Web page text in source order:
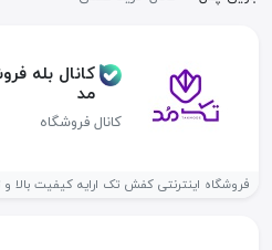
کانال بله
مد
کانال فروشگاه
فروشگاه اینترنتی کفش تک ارایه کیفیت بالا